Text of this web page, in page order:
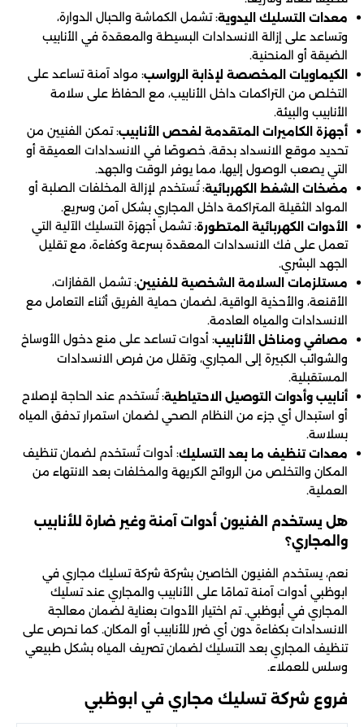
معدات التسليك اليدوية: تشمل الكماشة والحبال الدوارة،
وتساعد على إزالة الانسدادات البسيطة والمعقدة في الأنابيب
الضيقة أو المنحنية.
الكيماويات المخصصة لإذابة الرواسب: مواد آمنة تساعد على
التخلص من التراكمات داخل الأنابيب، مع الحفاظ على سلامة
الأنابيب والبيئة.
أجهزة الكاميرات المتقدمة لفحص الأنابيب: تمكن الفنيين من
تحديد موقع الانسداد بدقة، خصوصًا في الانسدادات العميقة أو
التي يصعب الوصول إليها، مما يوفر الوقت والجهد.
مضخات الشفط الكهربائية: تُستخدم لإزالة المخلفات الصلبة أو
المواد الثقيلة المتراكمة داخل المجاري بشكل آمن وسريع.
الأدوات الكهربائية المتطورة: تشمل أجهزة التسليك الآلية التي
تعمل على فك الانسدادات المعقدة بسرعة وكفاءة، مع تقليل
الجهد البشري.
مستلزمات السلامة الشخصية للفنيين: تشمل القفازات،
الأقنعة، والأحذية الواقية، لضمان حماية الفريق أثناء التعامل مع
الانسدادات والمياه العادمة.
مصافي ومناخل الأنابيب: أدوات تساعد على منع دخول الأوساخ
والشوائب الكبيرة إلى المجاري، وتقلل من فرص الانسدادات
المستقبلية.
أنابيب وأدوات التوصيل الاحتياطية: تُستخدم عند الحاجة لإصلاح
أو استبدال أي جزء من النظام الصحي لضمان استمرار تدفق المياه
بسلاسة.
معدات تنظيف ما بعد التسليك: أدوات تُستخدم لضمان تنظيف
المكان والتخلص من الروائح الكريهة والمخلفات بعد الانتهاء من
العملية.
هل يستخدم الفنيون أدوات آمنة وغير ضارة للأنابيب
والمجاري؟
نعم، يستخدم الفنيون الخاصين بشركة شركة تسليك مجاري في
ابوظبي أدوات آمنة تمامًا على الأنابيب والمجاري عند تسليك
المجاري في أبوظبي. تم اختيار الأدوات بعناية لضمان معالجة
الانسدادات بكفاءة دون أي ضرر للأنابيب أو المكان. كما نحرص على
تنظيف المجاري بعد التسليك لضمان تصريف المياه بشكل طبيعي
وسلس للعملاء.
فروع شركة تسليك مجاري في ابوظبي